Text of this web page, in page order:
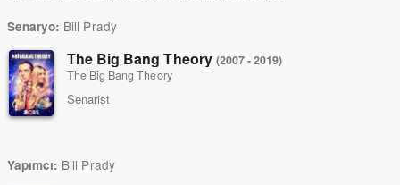
Senaryo: Bill Prady
The Big Bang Theory (2007 - 2019)
The Big Bang Theory
Senarist
Yapımcı: Bill Prady